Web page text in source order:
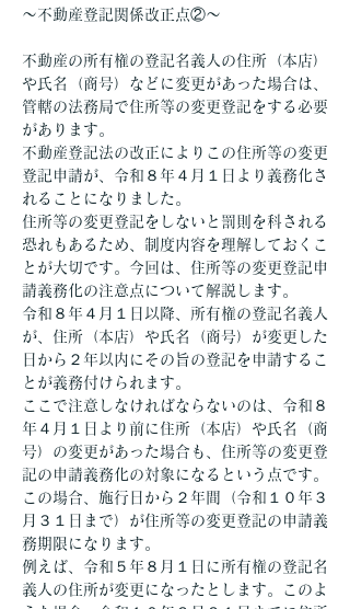
～不動産登記関係改正点②～
不動産の所有権の登記名義人の住所（本店）
や氏名（商号）などに変更があった場合は、
管轄の法務局で住所等の変更登記をする必要
があります。
不動産登記法の改正によりこの住所等の変更
登記申請が、令和８年４月１日より義務化さ
れることになりました。
住所等の変更登記をしないと罰則を科される
恐れもあるため、制度内容を理解しておくこ
とが大切です。今回は、住所等の変更登記申
請義務化の注意点について解説します。
令和８年４月１日以降、所有権の登記名義人
が、住所（本店）や氏名（商号）が変更した
日から２年以内にその旨の登記を申請するこ
とが義務付けられます。
ここで注意しなければならないのは、令和８
年４月１日より前に住所（本店）や氏名（商
号）の変更があった場合も、住所等の変更登
記の申請義務化の対象になるという点です。
この場合、施行日から２年間（令和１０年３
月３１日まで）が住所等の変更登記の申請義
務期限になります。
例えば、令和５年８月１日に所有権の登記名
義人の住所が変更になったとします。このよ